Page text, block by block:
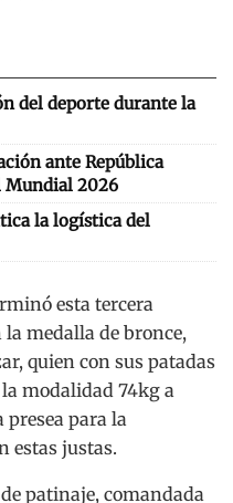
del deporte durante la
ante República
Mundial 2026
la logística del
esta tercera
medalla de bronce,
quien con sus patadas
modalidad 74kg a
presea para la
estas justas.
patinaje, comandada